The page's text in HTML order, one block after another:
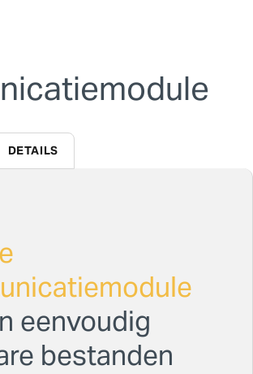
DETAILS
eenvoudig
bestanden